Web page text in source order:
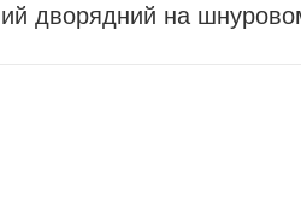
дворядний на